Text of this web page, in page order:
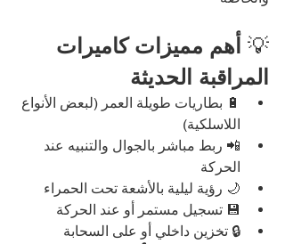
💡 أهم مميزات كاميرات
المراقبة الحديثة
🔋 بطاريات طويلة العمر (لبعض الأنواع
اللاسلكية)
📲 ربط مباشر بالجوال والتنبيه عند
الحركة
🌙 رؤية ليلية بالأشعة تحت الحمراء
💾 تسجيل مستمر أو عند الحركة
🔒 تخزين داخلي أو على السحابة